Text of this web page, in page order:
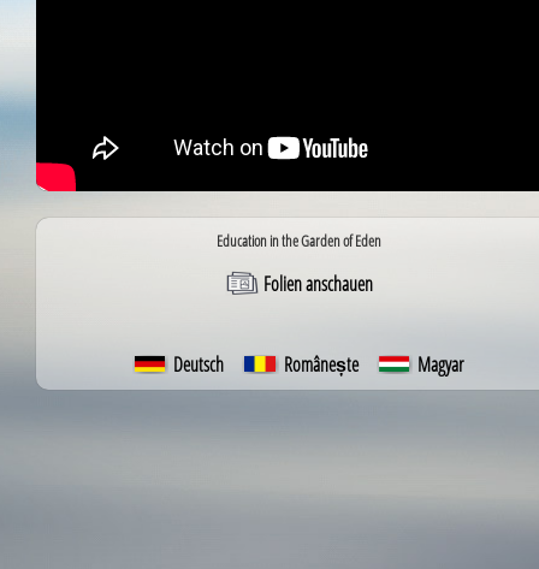
Education in the Garden of Eden
Folien anschauen
Deutsch Românește Magyar